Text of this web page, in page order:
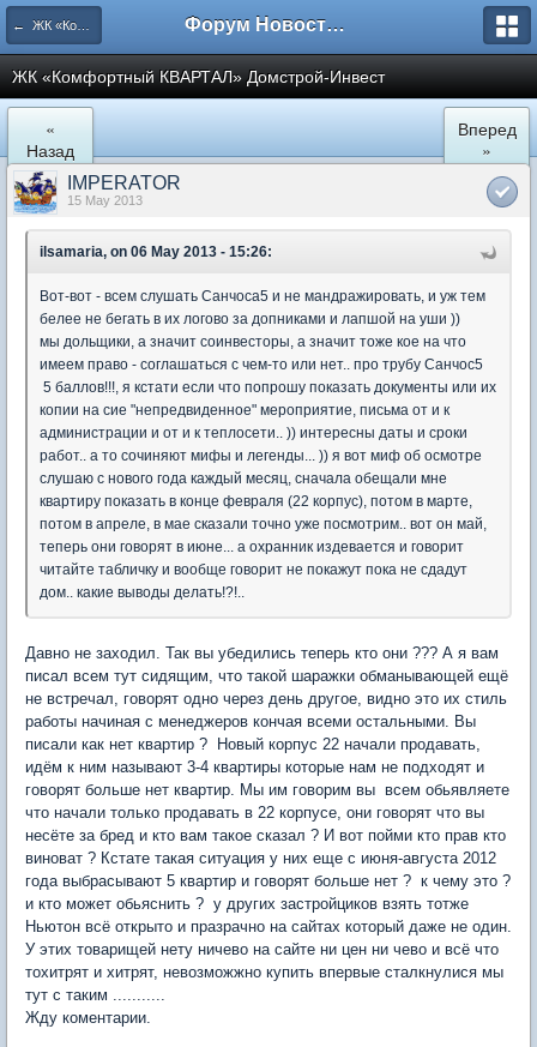
← ЖК «Комфортный КВАРТАЛ» Форум Новостройки
ЖК «Комфортный КВАРТАЛ» Домстрой-Инвест
«
Назад
Вперед
»
IMPERATOR
15 May 2013
ilsamaria, on 06 May 2013 - 15:26:
Вот-вот - всем слушать Санчоса5 и не мандражировать, и уж тем
белее не бегать в их логово за допниками и лапшой на уши ))
мы дольщики, а значит соинвесторы, а значит тоже кое на что
имеем право - соглашаться с чем-то или нет.. про трубу Санчос5
5 баллов!!!, я кстати если что попрошу показать документы или их
копии на сие "непредвиденное" мероприятие, письма от и к
администрации и от и к теплосети.. )) интересны даты и сроки
работ.. а то сочиняют мифы и легенды... )) я вот миф об осмотре
слушаю с нового года каждый месяц, сначала обещали мне
квартиру показать в конце февраля (22 корпус), потом в марте,
потом в апреле, в мае сказали точно уже посмотрим.. вот он май,
теперь они говорят в июне... а охранник издевается и говорит
читайте табличку и вообще говорит не покажут пока не сдадут
дом.. какие выводы делать!?!..
Давно не заходил. Так вы убедились теперь кто они ??? А я вам
писал всем тут сидящим, что такой шаражки обманывающей ещё
не встречал, говорят одно через день другое, видно это их стиль
работы начиная с менеджеров кончая всеми остальными. Вы
писали как нет квартир ? Новый корпус 22 начали продавать,
идём к ним называют 3-4 квартиры которые нам не подходят и
говорят больше нет квартир. Мы им говорим вы всем обьявляете
что начали только продавать в 22 корпусе, они говорят что вы
несёте за бред и кто вам такое сказал ? И вот пойми кто прав кто
виноват ? Кстате такая ситуация у них еще с июня-августа 2012
года выбрасывают 5 квартир и говорят больше нет ? к чему это ?
и кто может обьяснить ? у других застройциков взять тотже
Ньютон всё открыто и празрачно на сайтах который даже не один.
У этих товарищей нету ничево на сайте ни цен ни чево и всё что
тохитрят и хитрят, невозможжно купить впервые сталкнулися мы
тут с таким ...........
Жду коментарии.